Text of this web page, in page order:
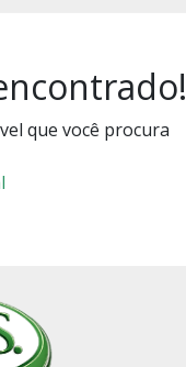
que você procura